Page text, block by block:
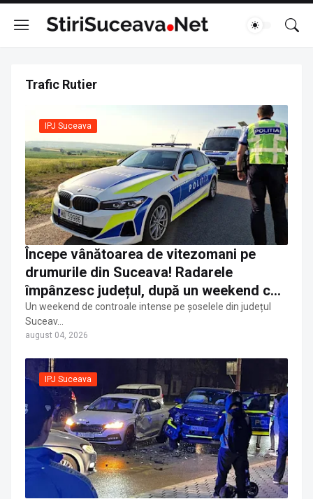
Trafic Rutier
IPJ Suceava
Începe vânătoarea de vitezomani pe
drumurile din Suceava! Radarele
împânzesc județul, după un weekend cu
șoferi beți și inconștienți la volan
Un weekend de controale intense pe șoselele din județul
Suceav…
august 04, 2026
IPJ Suceava